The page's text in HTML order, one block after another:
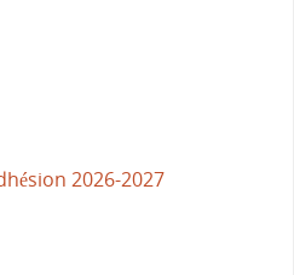
2026-2027